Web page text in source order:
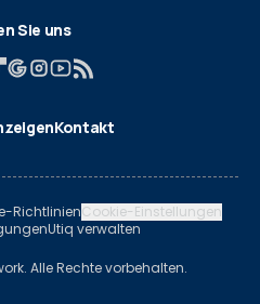
Sie uns
Kontakt
RichtlinienCookie-Einstellungen
Utiq verwalten
Alle Rechte vorbehalten.